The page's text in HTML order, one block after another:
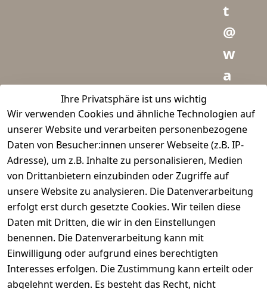
Ihre Privatsphäre ist uns wichtig
Wir verwenden Cookies und ähnliche Technologien auf
unserer Website und verarbeiten personenbezogene
Daten von Besucher:innen unserer Webseite (z.B. IP-
Adresse), um z.B. Inhalte zu personalisieren, Medien
von Drittanbietern einzubinden oder Zugriffe auf
unsere Website zu analysieren. Die Datenverarbeitung
erfolgt erst durch gesetzte Cookies. Wir teilen diese
Daten mit Dritten, die wir in den Einstellungen
benennen. Die Datenverarbeitung kann mit
Einwilligung oder aufgrund eines berechtigten
Interesses erfolgen. Die Zustimmung kann erteilt oder
abgelehnt werden. Es besteht das Recht, nicht
t
@
w
a
d
m
e
i
s
r.